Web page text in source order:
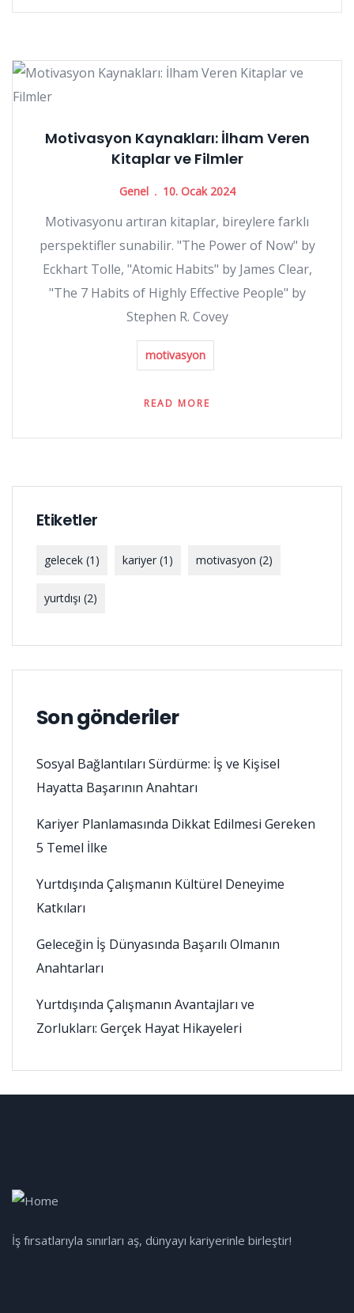
Motivasyon Kaynakları: İlham Veren
Kitaplar ve Filmler
Genel 10. Ocak 2024
Motivasyonu artıran kitaplar, bireylere farklı
perspektifler sunabilir. "The Power of Now" by
Eckhart Tolle, "Atomic Habits" by James Clear,
"The 7 Habits of Highly Effective People" by
Stephen R. Covey
motivasyon
READ MORE
Etiketler
gelecek (1) kariyer (1) motivasyon (2)
yurtdışı (2)
Son gönderiler
Sosyal Bağlantıları Sürdürme: İş ve Kişisel
Hayatta Başarının Anahtarı
Kariyer Planlamasında Dikkat Edilmesi Gereken
5 Temel İlke
Yurtdışında Çalışmanın Kültürel Deneyime
Katkıları
Geleceğin İş Dünyasında Başarılı Olmanın
Anahtarları
Yurtdışında Çalışmanın Avantajları ve
Zorlukları: Gerçek Hayat Hikayeleri
İş fırsatlarıyla sınırları aş, dünyayı kariyerinle birleştir!